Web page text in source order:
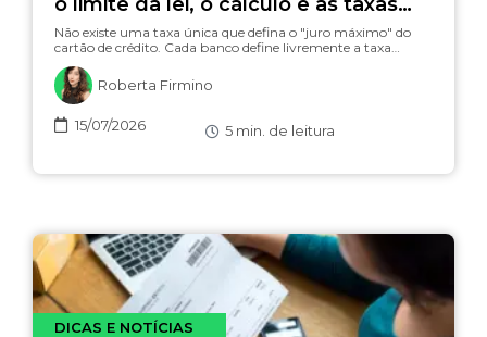
(com simulador)
Não existe uma taxa única que defina o "juro máximo" do
cartão de crédito. Cada banco define livremente a taxa…
Roberta Firmino
15/07/2026 5 min. de leitura
DICAS E NOTÍCIAS